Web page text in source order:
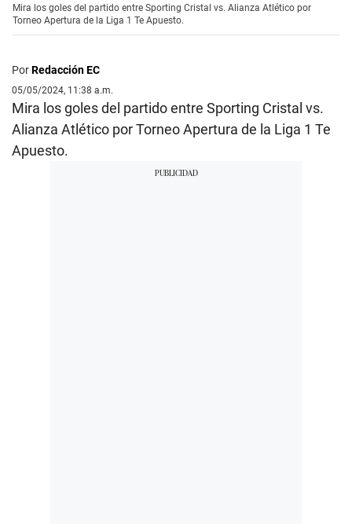
Mira los goles del partido entre Sporting Cristal vs. Alianza Atlético por
Torneo Apertura de la Liga 1 Te Apuesto.
PorRedacción EC
05/05/2024, 11:38 a.m.
Mira los goles del partido entre Sporting Cristal vs.
Alianza Atlético por Torneo Apertura de la Liga 1 Te
Apuesto.